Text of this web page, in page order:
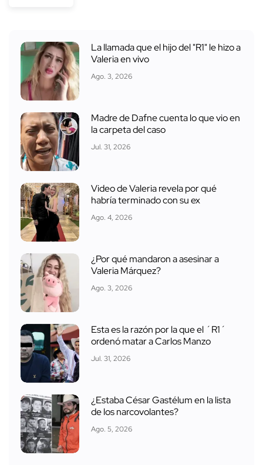
La llamada que el hijo del "R1" le hizo a
Valeria en vivo
Ago. 3, 2026
Madre de Dafne cuenta lo que vio en
la carpeta del caso
Jul. 31, 2026
Video de Valeria revela por qué
habría terminado con su ex
Ago. 4, 2026
¿Por qué mandaron a asesinar a
Valeria Márquez?
Ago. 3, 2026
Esta es la razón por la que el ´R1´
ordenó matar a Carlos Manzo
Jul. 31, 2026
¿Estaba César Gastélum en la lista
de los narcovolantes?
Ago. 5, 2026